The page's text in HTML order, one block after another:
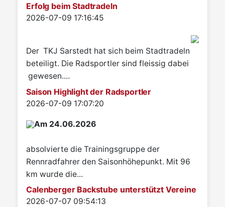
Erfolg beim Stadtradeln
Details
2026-07-09 17:16:45
Der TKJ Sarstedt hat sich beim Stadtradeln
beteiligt. Die Radsportler sind fleissig dabei
gewesen....
Saison Highlight der Radsportler
Details
2026-07-09 17:07:20
Am 24.06.2026
absolvierte die Trainingsgruppe der
Rennradfahrer den Saisonhöhepunkt. Mit 96
km wurde die...
Calenberger Backstube unterstützt Vereine
Details
2026-07-07 09:54:13